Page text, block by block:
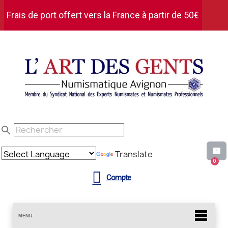
Frais de port offert vers la France à partir de 50€
search
Translate
Compte
MENU